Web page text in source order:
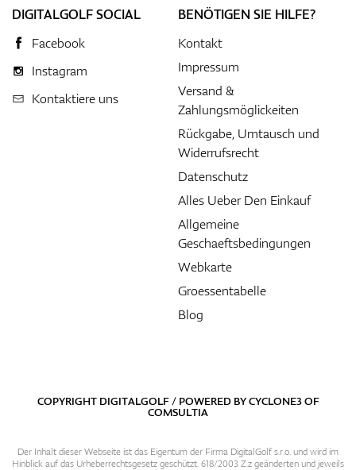
DIGITALGOLF SOCIAL
Facebook
Instagram
Kontaktiere uns
BENÖTIGEN SIE HILFE?
Kontakt
Impressum
Versand &
Zahlungsmöglickeiten
Rückgabe, Umtausch und
Widerrufsrecht
Datenschutz
Alles Ueber Den Einkauf
Allgemeine
Geschaeftsbedingungen
Webkarte
Groessentabelle
Blog
COPYRIGHT DIGITALGOLF / POWERED BYCYCLONE3OF
COMSULTIA
Der Inhalt dieser Webseite ist das Eigentum der Firma DigitalGolf s.r.o. und wird im
Hinblick auf das Urheberrechtsgesetz geschützt. 618/2003 Z.z geänderten und jeweils